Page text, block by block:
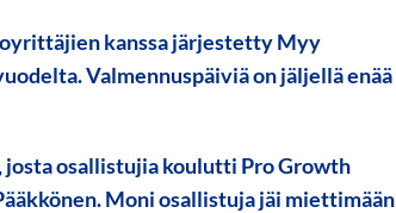
kanssa järjestetty Myy
Valmennuspäiviä on jäljellä enää
osallistujia koulutti Pro Growth
. Moni osallistuja jäi miettimään